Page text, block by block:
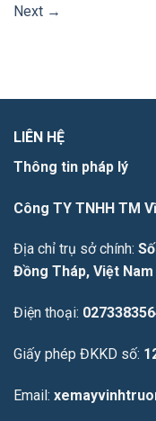
Next →
LIÊN HỆ
Thông tin pháp lý
Công TY TNHH TM
Địa chỉ trụ sở chính:
Đồng Tháp, Việt Nam
Điện thoại:
Giấy phép ĐKKD số:
Email: